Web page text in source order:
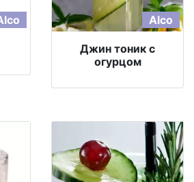
Alco
Джин тоник с
огурцом